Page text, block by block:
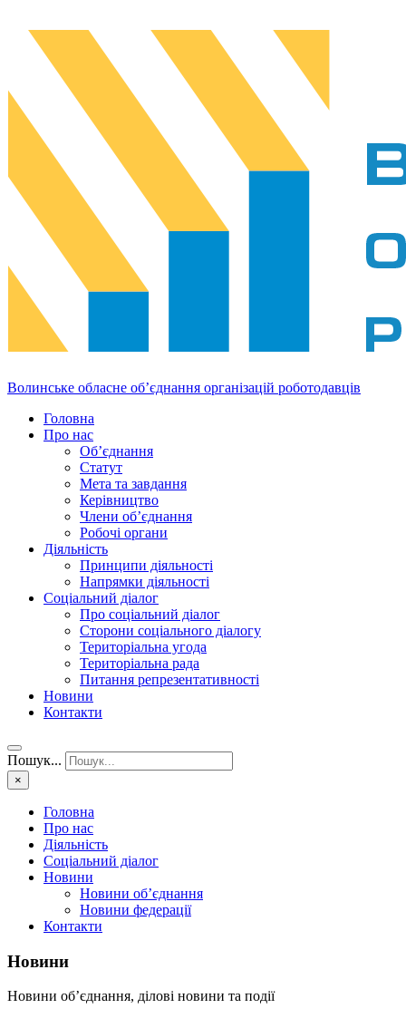
Волинське обласне об’єднання організацій роботодавців
Головна
Про нас
Об’єднання
Статут
Мета та завдання
Керівництво
Члени об’єднання
Робочі органи
Діяльність
Принципи діяльності
Напрямки діяльності
Соціальний діалог
Про соціальний діалог
Сторони соціального діалогу
Територіальна угода
Територіальна рада
Питання репрезентативності
Новини
Контакти
Пошук...
×
Головна
Про нас
Діяльність
Соціальний діалог
Новини
Новини об’єднання
Новини федерації
Контакти
Новини
Новини об’єднання, ділові новини та події